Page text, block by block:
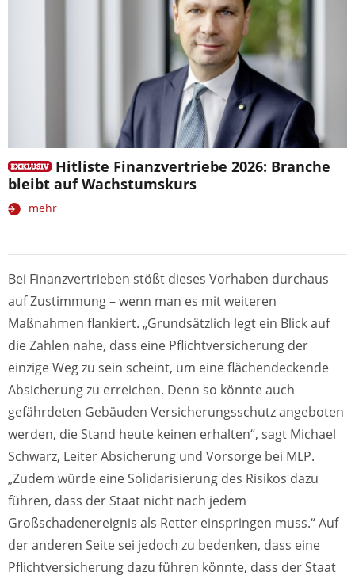
Hitliste Finanzvertriebe 2026: Branche
bleibt auf Wachstumskurs
mehr
Bei Finanzvertrieben stößt dieses Vorhaben durchaus
auf Zustimmung – wenn man es mit weiteren
Maßnahmen flankiert. „Grundsätzlich legt ein Blick auf
die Zahlen nahe, dass eine Pflichtversicherung der
einzige Weg zu sein scheint, um eine flächendeckende
Absicherung zu erreichen. Denn so könnte auch
gefährdeten Gebäuden Versicherungsschutz angeboten
werden, die Stand heute keinen erhalten“, sagt Michael
Schwarz, Leiter Absicherung und Vorsorge bei MLP.
„Zudem würde eine Solidarisierung des Risikos dazu
führen, dass der Staat nicht nach jedem
Großschadenereignis als Retter einspringen muss.“ Auf
der anderen Seite sei jedoch zu bedenken, dass eine
Pflichtversicherung dazu führen könnte, dass der Staat